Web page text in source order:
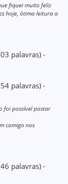
fiquei muito feliz
hoje, ótima leitura a
palavras) -
palavras) -
foi possível postar
comigo nos
palavras) -